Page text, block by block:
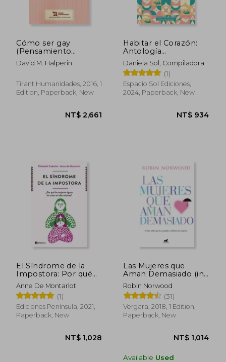
Cómo ser gay
(Pensamiento
Político
Contemporáneo) (in
David M. Halperin
Tirant Humanidades, 2016, 1
Edition, Paperback, New
Habitar el Corazón:
Antología
Internacional.
Poéticas y Nuevas
Masculinidades (in
Spanish)
Daniela Sol, Compiladora
(1)
Espacio Sol Ediciones,
2024, Paperback, New
El Síndrome de la
Impostora: Por qué
las Mujeres Siguen sin
Creer en Ellas
Mismas? (Peninsula)
(in Spanish)
Anne De Montarlot
(1)
Ediciones Península, 2021,
Paperback, New
Las Mujeres que
Aman Demasiado (in
Spanish)
Robin Norwood
(31)
Vergara, 2018, 1 Edition,
Paperback, New
Available Used